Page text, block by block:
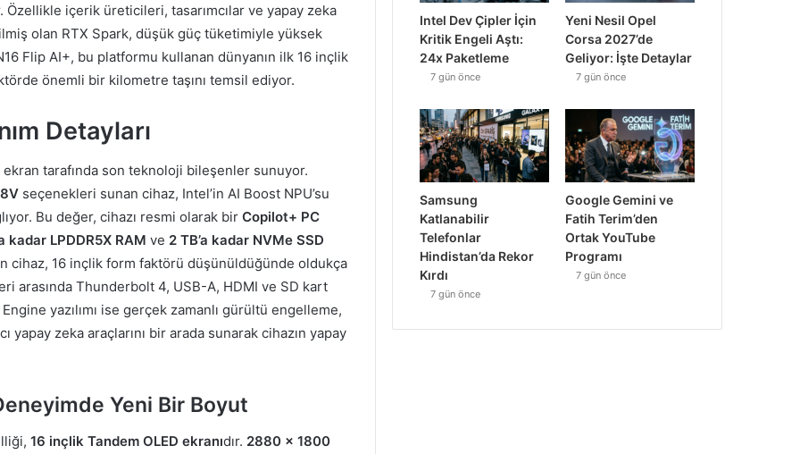
içerik üreticileri, tasarımcılar ve yapay zeka
olan RTX Spark, düşük güç tüketimiyle yüksek
Flip AI+, bu platformu kullanan dünyanın ilk 16 inçlik
önemli bir kilometre taşını temsil ediyor.
Detayları
tarafında son teknoloji bileşenler sunuyor.
seçenekleri sunan cihaz, Intel’in AI Boost NPU’su
Bu değer, cihazı resmi olarak bir Copilot+ PC
kadar LPDDR5X RAM ve 2 TB’a kadar NVMe SSD
cihaz, 16 inçlik form faktörü düşünüldüğünde oldukça
arasında Thunderbolt 4, USB-A, HDMI ve SD kart
yazılımı ise gerçek zamanlı gürültü engelleme,
yapay zeka araçlarını bir arada sunarak cihazın yapay
Yeni Bir Boyut
16 inçlik Tandem OLED ekranıdır. 2880 x 1800
Intel Dev Çipler İçin
Kritik Engeli Aştı:
24x Paketleme
7 gün önce
Yeni Nesil Opel
Corsa 2027’de
Geliyor: İşte Detaylar
7 gün önce
Samsung
Katlanabilir
Telefonlar
Hindistan’da Rekor
Kırdı
7 gün önce
Google Gemini ve
Fatih Terim’den
Ortak YouTube
Programı
7 gün önce